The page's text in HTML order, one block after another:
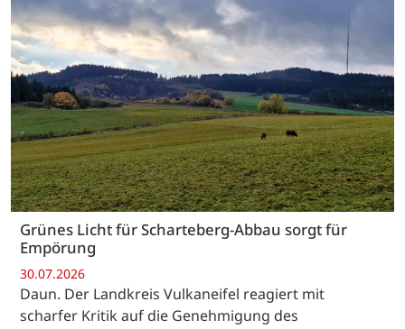
Grünes Licht für Scharteberg-Abbau sorgt für
Empörung
30.07.2026
Daun. Der Landkreis Vulkaneifel reagiert mit
scharfer Kritik auf die Genehmigung des